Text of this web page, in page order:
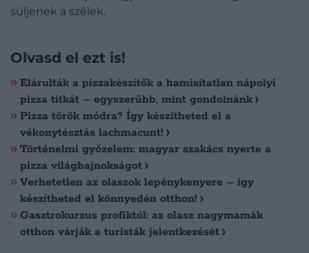
süljenek a szélek.
Olvasd el ezt is!
Elárulták a pizzakészítők a hamisítatlan nápolyi
pizza titkát – egyszerűbb, mint gondolnánk
Pizza török módra? Így készítheted el a
vékonytésztás lachmacunt!
Történelmi győzelem: magyar szakács nyerte a
pizza világbajnokságot
Verhetetlen az olaszok lepénykenyere – így
készítheted el könnyedén otthon!
Gasztrokurzus profiktól: az olasz nagymamák
otthon várják a turisták jelentkezését